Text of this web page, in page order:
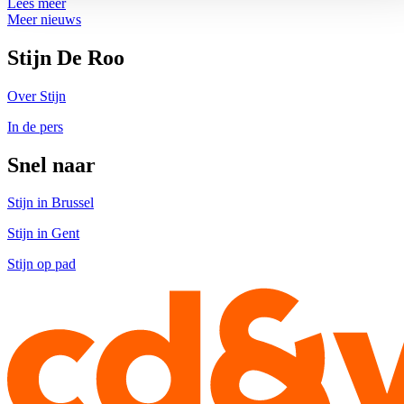
Meer nieuws
Stijn De Roo
Over Stijn
In de pers
Snel naar
Stijn in Brussel
Stijn in Gent
Stijn op pad